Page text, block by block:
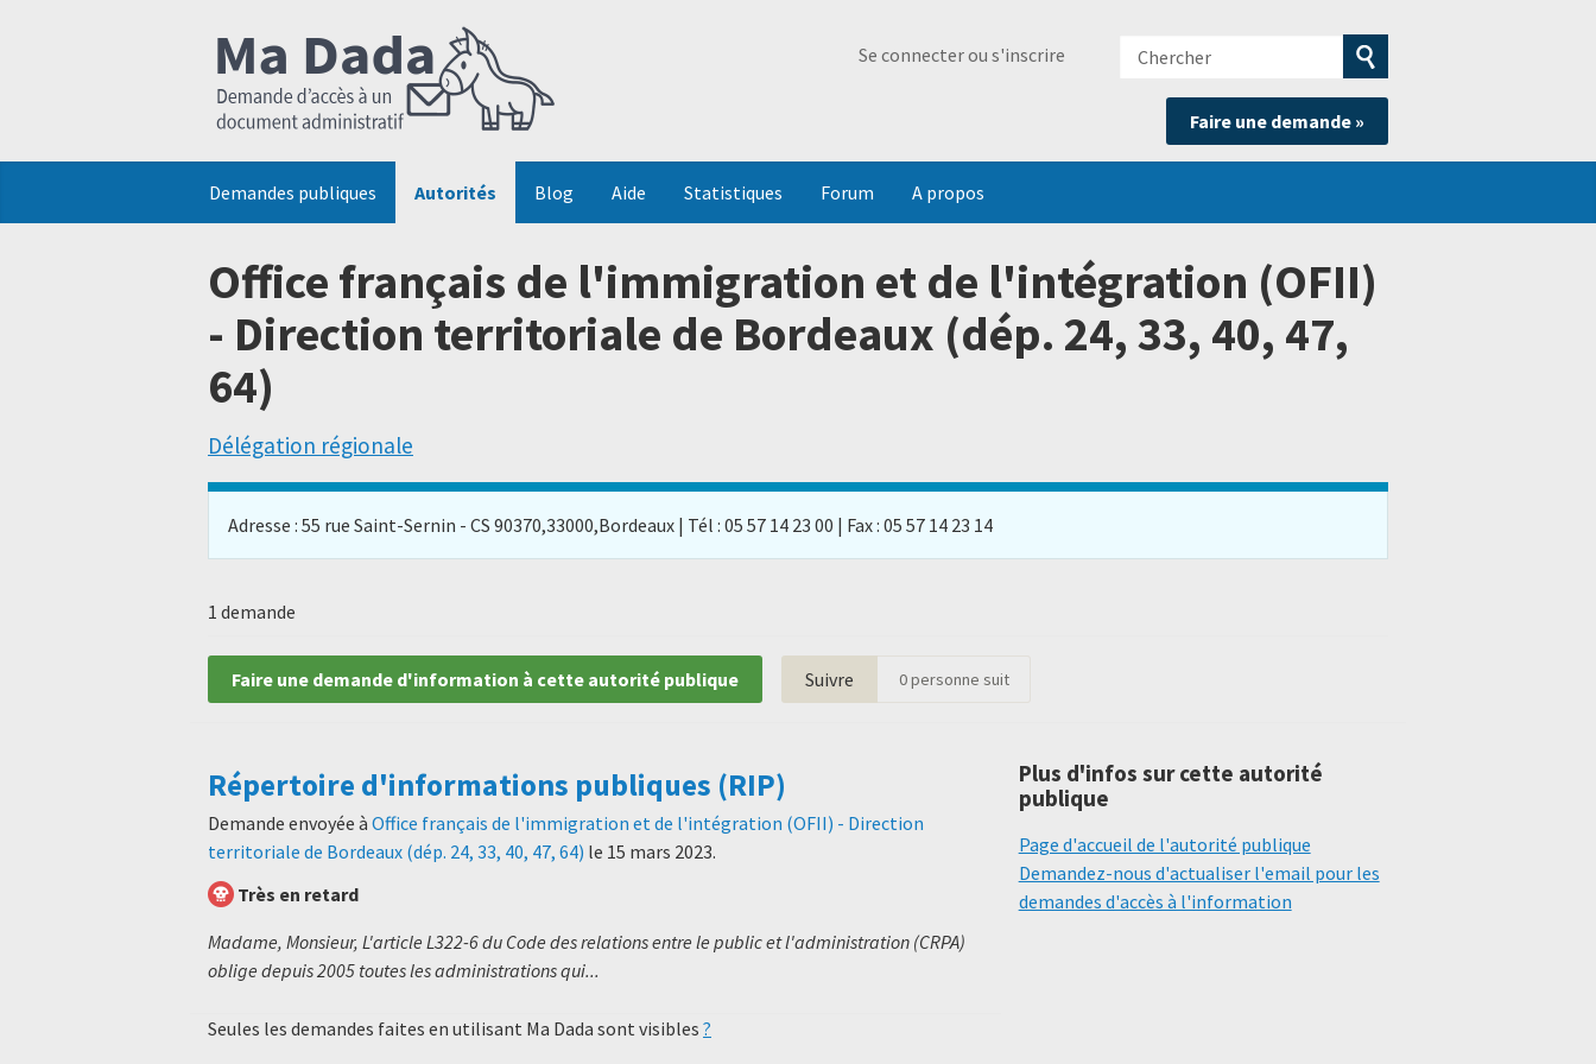
Se connecter ou s'inscrire
Chercher
Soumettre
la
recherche
Faire une demande »
Demandes publiques Autorités Blog Aide Statistiques Forum A propos
Office français de l'immigration et de l'intégration (OFII)
- Direction territoriale de Bordeaux (dép. 24, 33, 40, 47,
64)
Délégation régionale
Adresse : 55 rue Saint-Sernin - CS 90370,33000,Bordeaux | Tél : 05 57 14 23 00 | Fax : 05 57 14 23 14
1 demande
Faire une demande d'information à cette autorité publique Suivre 0personne suit
Répertoire d'informations publiques (RIP)
Demande envoyée à Office français de l'immigration et de l'intégration (OFII) - Direction
territoriale de Bordeaux (dép. 24, 33, 40, 47, 64) le 15 mars 2023.
Très en retard
Madame, Monsieur, L'article L322-6 du Code des relations entre le public et l'administration (CRPA)
oblige depuis 2005 toutes les administrations qui...
Seules les demandes faites en utilisant Ma Dada sont visibles ?
Plus d'infos sur cette autorité
publique
Page d'accueil de l'autorité publique
Demandez-nous d'actualiser l'email pour les
demandes d'accès à l'information